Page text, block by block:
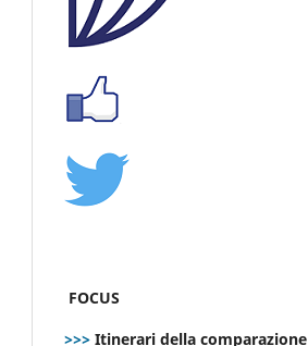
FOCUS
>>> Itinerari della comparazione